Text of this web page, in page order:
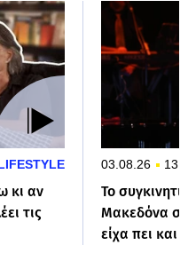
κι αν
τις
03.08.26
Το
Μακεδόνα
είχα πει και